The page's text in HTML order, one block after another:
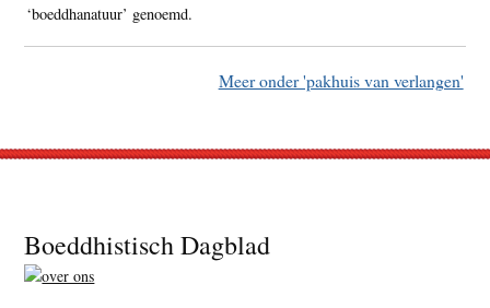
‘boeddhanatuur’ genoemd.
Meer onder 'pakhuis van verlangen'
Footer
Boeddhistisch Dagblad